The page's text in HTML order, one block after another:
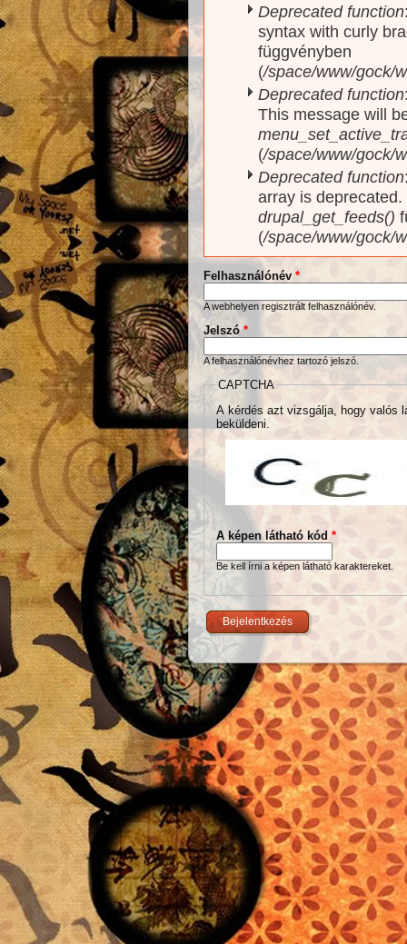
Deprecated function
syntax with curly
függvényben
(/space/www/gock/
Deprecated function
This message will
(/space/www/gock/
Deprecated function
array is
drupal_get_feeds()
(/space/www/gock/
Felhasználónév *
A webhelyen regisztrált felhasználónév.
Jelszó*
A felhasználónévhez tartozó jelszó.
CAPTCHA
A kérdés azt vizsgálja, hogy valós
beküldeni.
A képen látható kód *
Be kell írni a képen látható karaktereket.